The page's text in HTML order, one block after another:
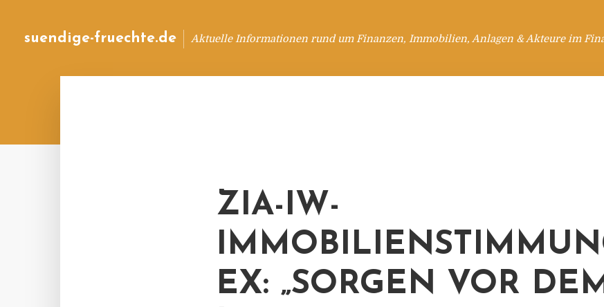
suendige-fruechte.de Aktuelle Informationen rund um Finanzen, Immobilien, Anlagen & Akteure im
ZIA-IW-
EX: „SORGEN VOR